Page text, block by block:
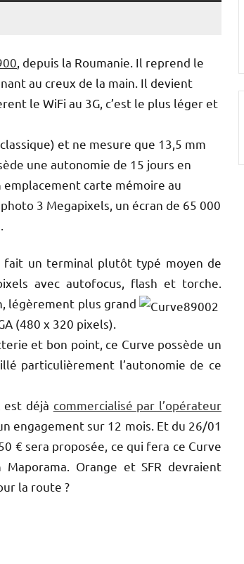
, depuis la Roumanie. Il reprend le
au creux de la main. Il devient
le WiFi au 3G, c’est le plus léger et
et ne mesure que 13,5 mm
une autonomie de 15 jours en
carte mémoire au
3 Megapixels, un écran de 65 000
fait un terminal plutôt typé moyen de
avec autofocus, flash et torche.
légèrement plus grand
(480 x 320 pixels).
et bon point, ce Curve possède un
particulièrement l’autonomie de ce
est déjà commercialisé par l’opérateur
engagement sur 12 mois. Et du 26/01
€ sera proposée, ce qui fera ce Curve
Orange et SFR devraient
la route ?